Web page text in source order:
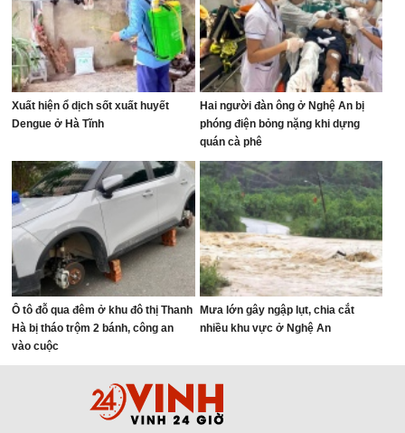
Xuất hiện ổ dịch sốt xuất huyết
Dengue ở Hà Tĩnh
Hai người đàn ông ở Nghệ An bị
phóng điện bỏng nặng khi dựng
quán cà phê
Ô tô đỗ qua đêm ở khu đô thị Thanh
Hà bị tháo trộm 2 bánh, công an
vào cuộc
Mưa lớn gây ngập lụt, chia cắt
nhiều khu vực ở Nghệ An